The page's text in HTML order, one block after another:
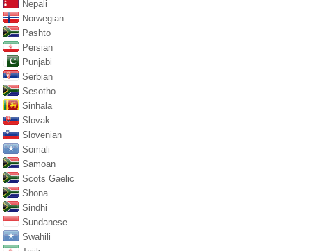
Nepali
Norwegian
Pashto
Persian
Punjabi
Serbian
Sesotho
Sinhala
Slovak
Slovenian
Somali
Samoan
Scots Gaelic
Shona
Sindhi
Sundanese
Swahili